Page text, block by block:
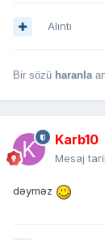
Alıntı
Bir sözü haranla
Karb10
Mesaj
dəyməz